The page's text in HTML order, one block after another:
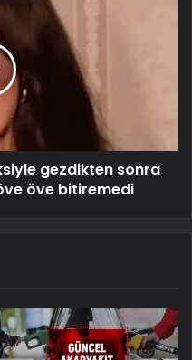
gezdikten sonra
öve bitiremedi